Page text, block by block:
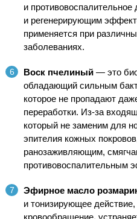
и
и регенерирующим
применяется при
заболеваниях.
Воск пчелиный— это
обладающий сильным
которое не пропадают
переработки. Из-за
который не заменим для
эпителия кожных
ранозаживляющим,
противовоспалительным
Эфирное масло
и тонизирующее
кровообращение,